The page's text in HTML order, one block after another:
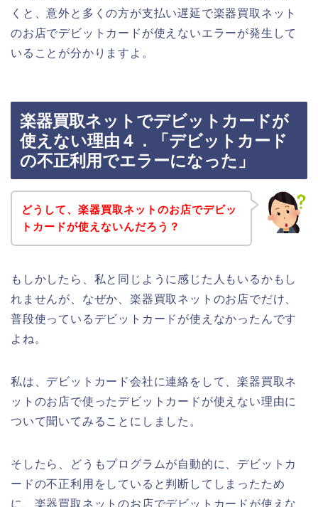
くと、意外と多くの方が支払い遅延で楽器買取ネット
のお店でデビットカードが使えないエラーが発生して
いることが分かりますよ。
楽器買取ネットでデビットカードが
使えない理由４．「デビットカード
の不正利用でエラーになった」
どうして、楽器買取ネットのお店でデビッ
トカードが使えないんだろう？
もしかしたら、私と同じように感じた人もいるかもし
れませんが、なぜか、楽器買取ネットのお店でだけ、
普段使っているデビットカードが使えなかったんです
よね。
私は、デビットカード会社に連絡をして、楽器買取ネ
ットのお店で使ったデビットカードが使えない理由に
ついて聞いてみることにしました。
そしたら、どうもプログラムが自動的に、デビットカ
ードの不正利用をしていると判断してしまったため
に、楽器買取ネットのお店でデビットカードが使えな